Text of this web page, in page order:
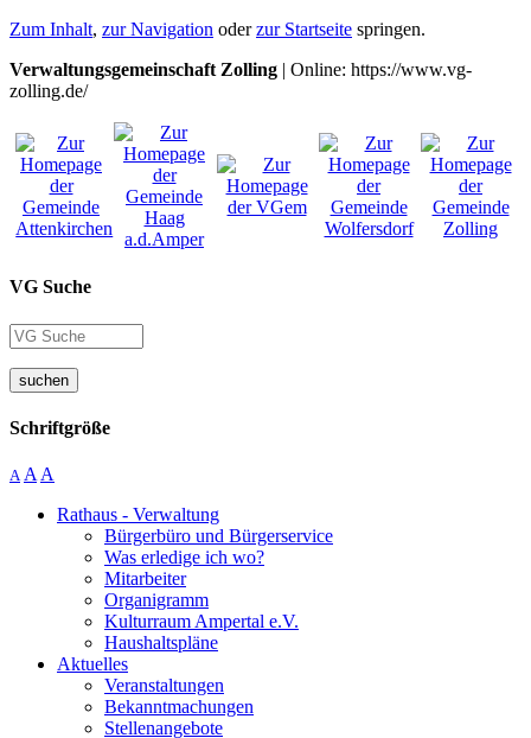
Zum Inhalt, zur Navigation oderzur Startseite springen.
Verwaltungsgemeinschaft Zolling | Online: https://www.vg-
zolling.de/
VG Suche
suchen
Schriftgröße
A A A
Rathaus - Verwaltung
Bürgerbüro und Bürgerservice
Was erledige ich wo?
Mitarbeiter
Organigramm
Kulturraum Ampertal e.V.
Haushaltspläne
Aktuelles
Veranstaltungen
Bekanntmachungen
Stellenangebote